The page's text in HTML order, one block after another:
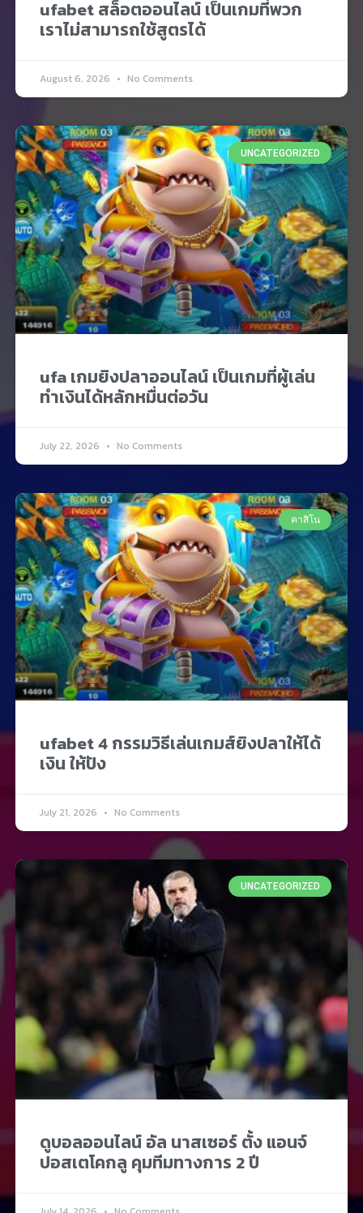
ufabet สล็อตออนไลน์ เป็นเกมที่พวก
เราไม่สามารถใช้สูตรได้
August 6, 2026 No Comments
UNCATEGORIZED
ufa เกมยิงปลาออนไลน์ เป็นเกมที่ผู้เล่น
ทำเงินได้หลักหมื่นต่อวัน
July 22, 2026 No Comments
คาสิโน
ufabet 4 กรรมวิธีเล่นเกมส์ยิงปลาให้ได้
เงิน ให้ปัง
July 21, 2026 No Comments
UNCATEGORIZED
ดูบอลออนไลน์ อัล นาสเซอร์ ตั้ง แอนจ์
ปอสเตโคกลู คุมทีมทางการ 2 ปี